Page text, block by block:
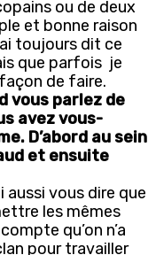
ou de deux
et bonne raison
toujours dit ce
que parfois je
de faire.
vous parlez de
avez vous-
D’abord au sein
et ensuite
aussi vous dire que
les mêmes
qu’on n’a
pour travailler